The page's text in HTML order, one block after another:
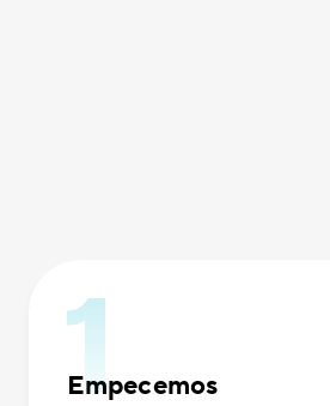
Empecemos